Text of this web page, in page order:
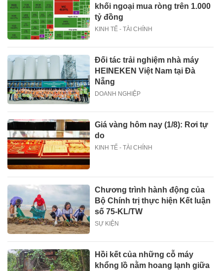
khối ngoại mua ròng trên 1.000
tỷ đồng
KINH TẾ - TÀI CHÍNH
Đối tác trải nghiệm nhà máy
HEINEKEN Việt Nam tại Đà
Nẵng
DOANH NGHIỆP
Giá vàng hôm nay (1/8): Rơi tự
do
KINH TẾ - TÀI CHÍNH
Chương trình hành động của
Bộ Chính trị thực hiện Kết luận
số 75-KL/TW
SỰ KIỆN
Hồi kết của những cỗ máy
khổng lồ nằm hoang lạnh giữa